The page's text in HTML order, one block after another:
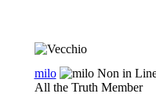
milo
All the Truth Member